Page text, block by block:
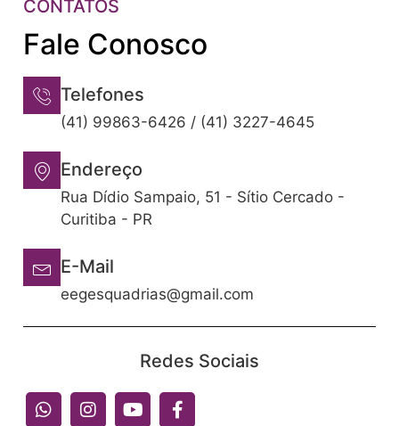
CONTATOS
Fale Conosco
Telefones
(41) 99863-6426 / (41) 3227-4645
Endereço
Rua Dídio Sampaio, 51 - Sítio Cercado -
Curitiba - PR
E-Mail
eegesquadrias@gmail.com
Redes Sociais